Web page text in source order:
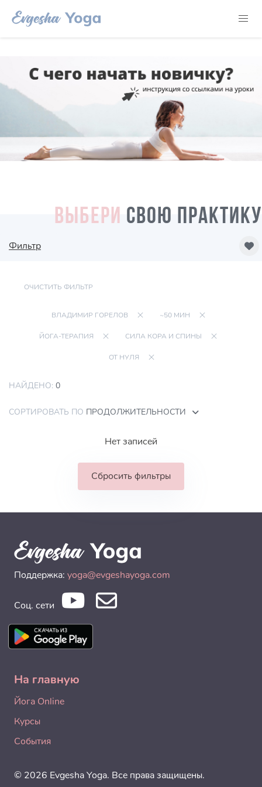
ВЫБЕРИ СВОЮ ПРАКТИКУ
Фильтр
ОЧИСТИТЬ ФИЛЬТР
ВЛАДИМИР ГОРЕЛОВ ~50 МИН
ЙОГА-ТЕРАПИЯ СИЛА КОРА И СПИНЫ
ОТ НУЛЯ
НАЙДЕНО: 0
СОРТИРОВАТЬ ПО ПРОДОЛЖИТЕЛЬНОСТИ
Нет записей
Сбросить фильтры
Поддержка: yoga@evgeshayoga.com
Соц. сети
На главную
Йога Online
Курсы
События
© 2026 Evgesha Yoga. Все права защищены.